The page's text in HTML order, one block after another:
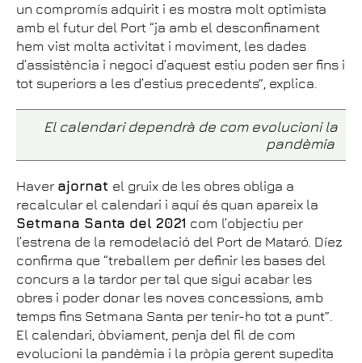
un compromís adquirit i es mostra molt optimista
amb el futur del Port “ja amb el desconfinament
hem vist molta activitat i moviment, les dades
d’assistència i negoci d’aquest estiu poden ser fins i
tot superiors a les d’estius precedents”, explica.
El calendari dependrà de com evolucioni la
pandèmia
Haver ajornat el gruix de les obres obliga a
recalcular el calendari i aquí és quan apareix la
Setmana Santa del 2021 com l’objectiu per
l’estrena de la remodelació del Port de Mataró. Díez
confirma que “treballem per definir les bases del
concurs a la tardor per tal que sigui acabar les
obres i poder donar les noves concessions, amb
temps fins Setmana Santa per tenir-ho tot a punt”.
El calendari, òbviament, penja del fil de com
evolucioni la pandèmia i la pròpia gerent supedita